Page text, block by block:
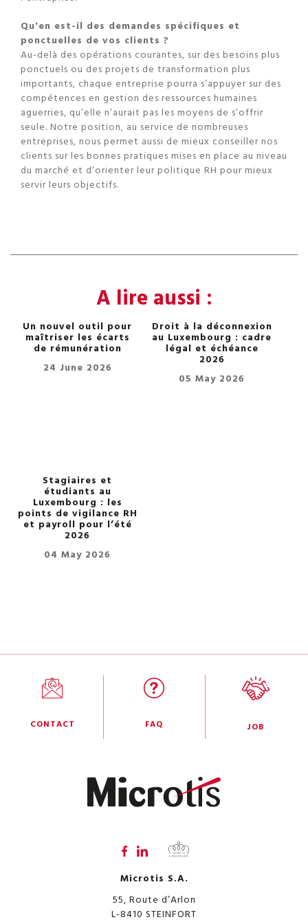
Qu'en est-il des demandes spécifiques et
ponctuelles de vos clients ?
Au-delà des opérations courantes, sur des besoins plus
ponctuels ou des projets de transformation plus
importants, chaque entreprise pourra s’appuyer sur des
compétences en gestion des ressources humaines
aguerries, qu’elle n’aurait pas les moyens de s’offrir
seule. Notre position, au service de nombreuses
entreprises, nous permet aussi de mieux conseiller nos
clients sur les bonnes pratiques mises en place au niveau
du marché et d’orienter leur politique RH pour mieux
servir leurs objectifs.
A lire aussi :
Un nouvel outil pour
maîtriser les écarts
de rémunération
24 June 2026
Droit à la déconnexion
au Luxembourg : cadre
légal et échéance
2026
05 May 2026
Stagiaires et
étudiants au
Luxembourg : les
points de vigilance RH
et payroll pour l’été
2026
04 May 2026
CONTACT FAQ JOB
Microtis S.A.
55, Route d’Arlon
L-8410 STEINFORT